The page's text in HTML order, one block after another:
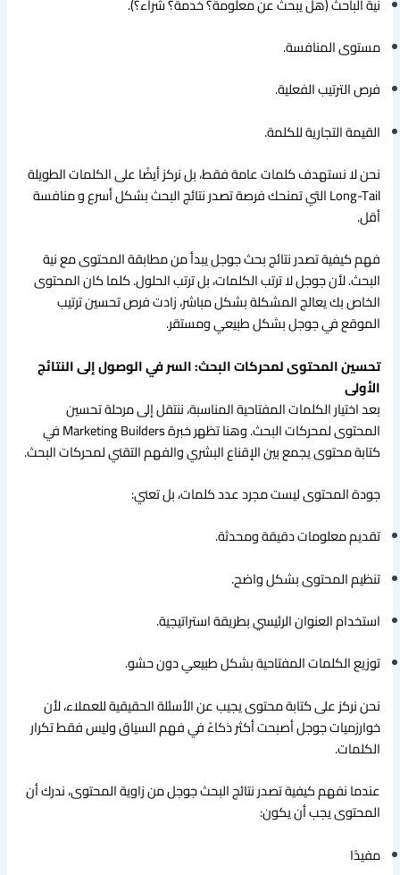
مستوى المنافسة.
فرص الترتيب الفعلية.
القيمة التجارية للكلمة.
نحن لا نستهدف كلمات عامة فقط، بل نركز أيضًا على الكلمات الطويلة
Long-Tail التي تمنحك فرصة تصدر نتائج البحث بشكل أسرع و منافسة
أقل.
فهم كيفية تصدر نتائج بحث جوجل يبدأ من مطابقة المحتوى مع نية
البحث. لأن جوجل لا ترتب الكلمات، بل ترتب الحلول. كلما كان المحتوى
الخاص بك يعالج المشكلة بشكل مباشر، زادت فرص تحسين ترتيب
الموقع في جوجل بشكل طبيعي ومستقر.
تحسين المحتوى لمحركات البحث: السر في الوصول إلى النتائج
الأولى
بعد اختيار الكلمات المفتاحية المناسبة، ننتقل إلى مرحلة تحسين
المحتوى لمحركات البحث. وهنا تظهر خبرة Marketing Builders في
كتابة محتوى يجمع بين الإقناع البشري والفهم التقني لمحركات البحث.
جودة المحتوى ليست مجرد عدد كلمات، بل تعني:
تقديم معلومات دقيقة ومحدثة.
تنظيم المحتوى بشكل واضح.
استخدام العنوان الرئيسي بطريقة استراتيجية.
توزيع الكلمات المفتاحية بشكل طبيعي دون حشو.
نحن نركز على كتابة محتوى يجيب عن الأسئلة الحقيقية للعملاء، لأن
خوارزميات جوجل أصبحت أكثر ذكاءً في فهم السياق وليس فقط تكرار
الكلمات.
عندما نفهم كيفية تصدر نتائج البحث جوجل من زاوية المحتوى، ندرك أن
المحتوى يجب أن يكون:
مفيدًا